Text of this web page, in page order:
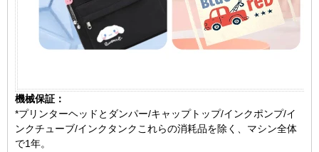
機械保証：
*プリンターヘッドとダンパー/キャップトップ/インクポンプ/イ
ンクチューブ/インクタンクこれらの消耗品を除く、マシン全体
で1年。